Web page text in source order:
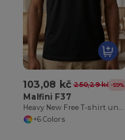
103,08 kč 250,29 kč -59%
Malfini F37
Heavy New Free T-shirt unisex
+6 Colors